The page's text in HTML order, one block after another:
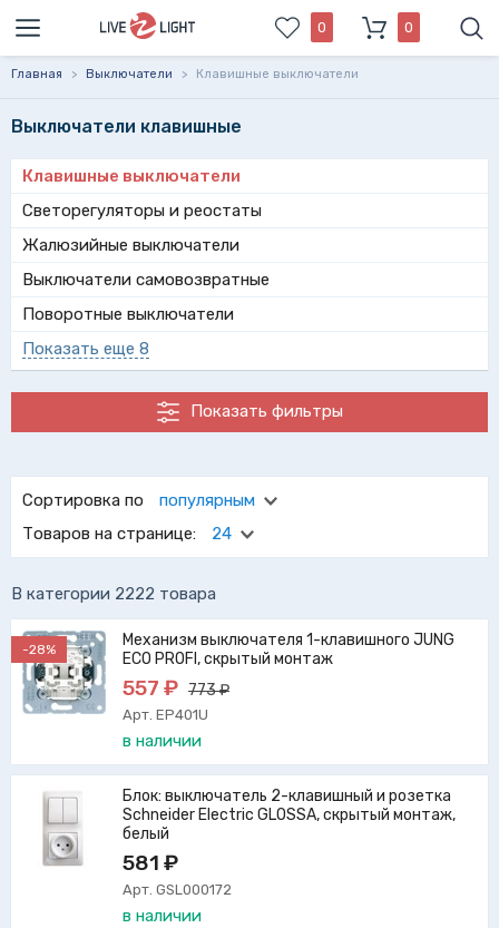
0 0
Главная > Выключатели > Клавишные выключатели
Выключатели клавишные
Клавишные выключатели
Светорегуляторы и реостаты
Жалюзийные выключатели
Выключатели самовозвратные
Поворотные выключатели
Показать еще 8
Показать фильтры
удовлетворит запросы даже самых требовательных
покупателей. Мы предлагаем вашему вниманию
электротовары таких известных производителей, как
PEHA, Schneider Electric и Simon.
Сортировка по
популярным
Товаров на странице:
24
В категории 2222 товара
-28%
Механизм выключателя 1-клавишного JUNG
ECO PROFI, скрытый монтаж
557 ₽ 773 ₽
Арт. EP401U
в наличии
Блок: выключатель 2-клавишный и розетка
Schneider Electric GLOSSA, скрытый монтаж,
белый
581 ₽
Арт. GSL000172
в наличии